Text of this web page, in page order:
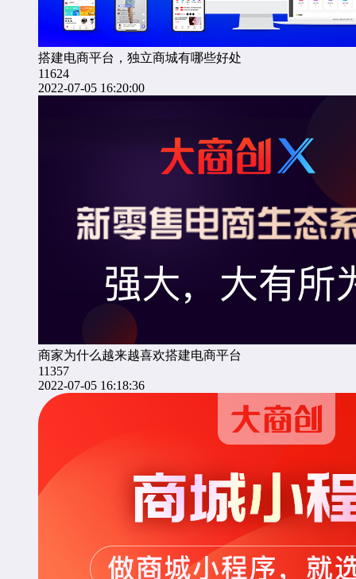
搭建电商平台，独立商城有哪些好处
11624
2022-07-05 16:20:00
商家为什么越来越喜欢搭建电商平台
11357
2022-07-05 16:18:36